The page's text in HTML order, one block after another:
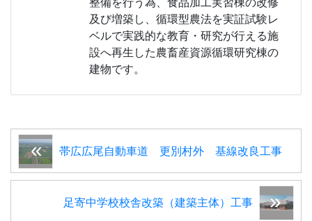
及び増築し、循環型農法を実証試験レ
ベルで実践的な教育・研究が行える施
設へ再生した農畜産資源循環研究棟の
建物です。
帯広広尾自動車道 更別村外 基線改良工事
足寄中学校校舎改築（建築主体）工事